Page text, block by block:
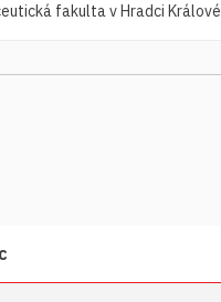
fakulta v Hradci Králové